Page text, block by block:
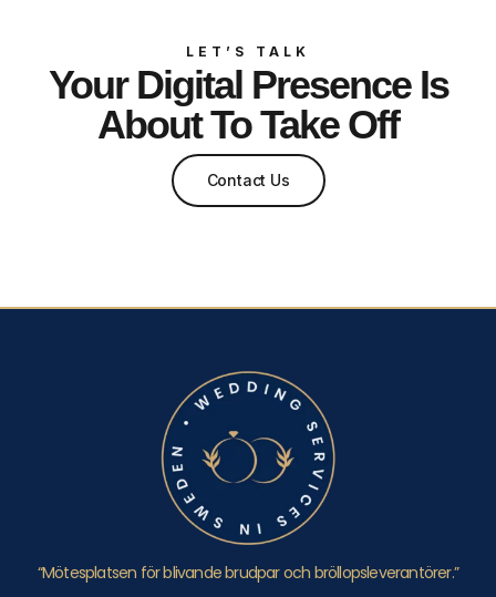
LET’S TALK
Your Digital Presence Is
About To Take Off
Contact Us
“Mötesplatsen för blivande brudpar och bröllopsleverantörer.”